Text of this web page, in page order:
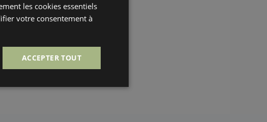
les cookies essentiels
votre consentement à
ACCEPTER TOUT